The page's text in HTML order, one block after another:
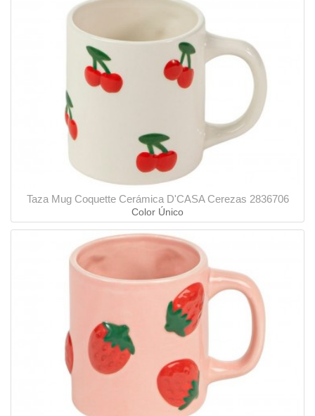
Taza Mug Coquette Cerámica D'CASA Cerezas 2836706
Color Único